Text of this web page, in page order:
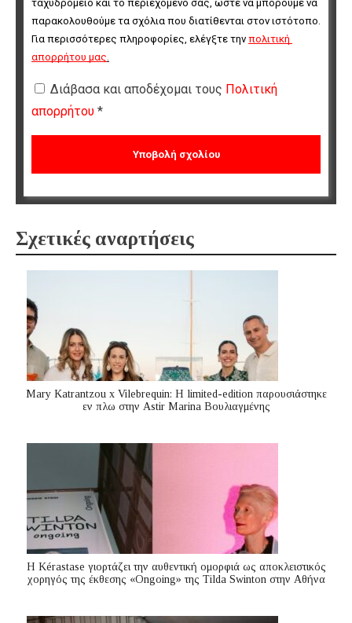
ταχυδρομείο και το περιεχόμενό σας, ώστε να μπορούμε να
παρακολουθούμε τα σχόλια που διατίθενται στον ιστότοπο.
Για περισσότερες πληροφορίες, ελέγξτε την πολιτική
απορρήτου μας.
Διάβασα και αποδέχομαι τους Πολιτική
απορρήτου *
Σχετικές αναρτήσεις
Mary Katrantzou x Vilebrequin: Η limited-edition παρουσιάστηκε
εν πλω στην Astir Marina Βουλιαγμένης
Η Kérastase γιορτάζει την αυθεντική ομορφιά ως αποκλειστικός
χορηγός της έκθεσης «Ongoing» της Tilda Swinton στην Αθήνα